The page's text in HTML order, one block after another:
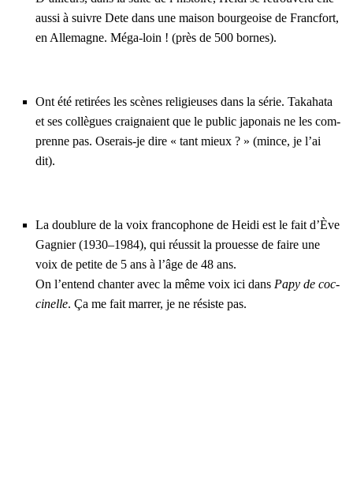
aus­si à suivre Dete dans une mai­son bour­geoise de Franc­fort,
en Alle­magne. Méga-loin ! (près de 500 bornes).
Ont été reti­rées les scènes reli­gieuses dans la série. Taka­ha­ta
et ses col­lègues crai­gnaient que le public japo­nais ne les com­
prenne pas. Ose­rais-je dire « tant mieux ? » (mince, je l’ai
dit).
La dou­blure de la voix fran­co­phone de Hei­di est le fait d’Ève
Gagnier (1930–1984), qui réus­sit la prouesse de faire une
voix de petite de 5 ans à l’âge de 48 ans.
On l’en­tend chan­ter avec la même voix ici dans Papy de coc­
ci­nelle. Ça me fait mar­rer, je ne résiste pas.